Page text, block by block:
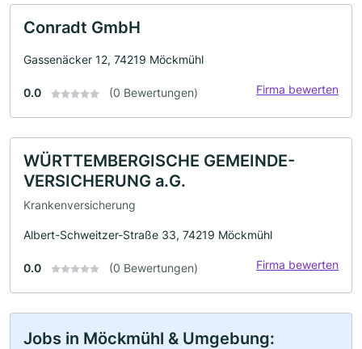
Conradt GmbH
Gassenäcker 12, 74219 Möckmühl
0.0 (0 Bewertungen) Firma bewerten
WÜRTTEMBERGISCHE GEMEINDE-
VERSICHERUNG a.G.
Krankenversicherung
Albert-Schweitzer-Straße 33, 74219 Möckmühl
0.0 (0 Bewertungen) Firma bewerten
Jobs in Möckmühl & Umgebung: